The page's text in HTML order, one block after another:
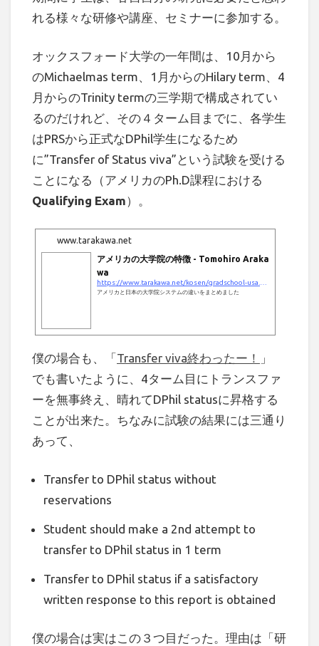
れる様々な研修や講座、セミナーに参加する。
オックスフォード大学の一年間は、10月から
のMichaelmas term、1月からのHilary term、4
月からのTrinity termの三学期で構成されてい
るのだけれど、その４ターム目までに、各学生
はPRSから正式なDPhil学生になるため
に”Transfer of Status viva”という試験を受ける
ことになる（アメリカのPh.D課程における
Qualifying Exam）。
www.tarakawa.net
アメリカの大学院の特徴 - Tomohiro Araka
wa
アメリカと日本の大学院システムの違いをまとめました
僕の場合も、「Transfer viva終わったー！
」
でも書いたように、4ターム目にトランスファ
ーを無事終え、晴れてDPhil statusに昇格する
ことが出来た。ちなみに試験の結果には三通り
あって、
Transfer to DPhil status without
reservations
Student should make a 2nd attempt to
transfer to DPhil status in 1 term
Transfer to DPhil status if a satisfactory
written response to this report is obtained
僕の場合は実はこの３つ目だった。理由は「研